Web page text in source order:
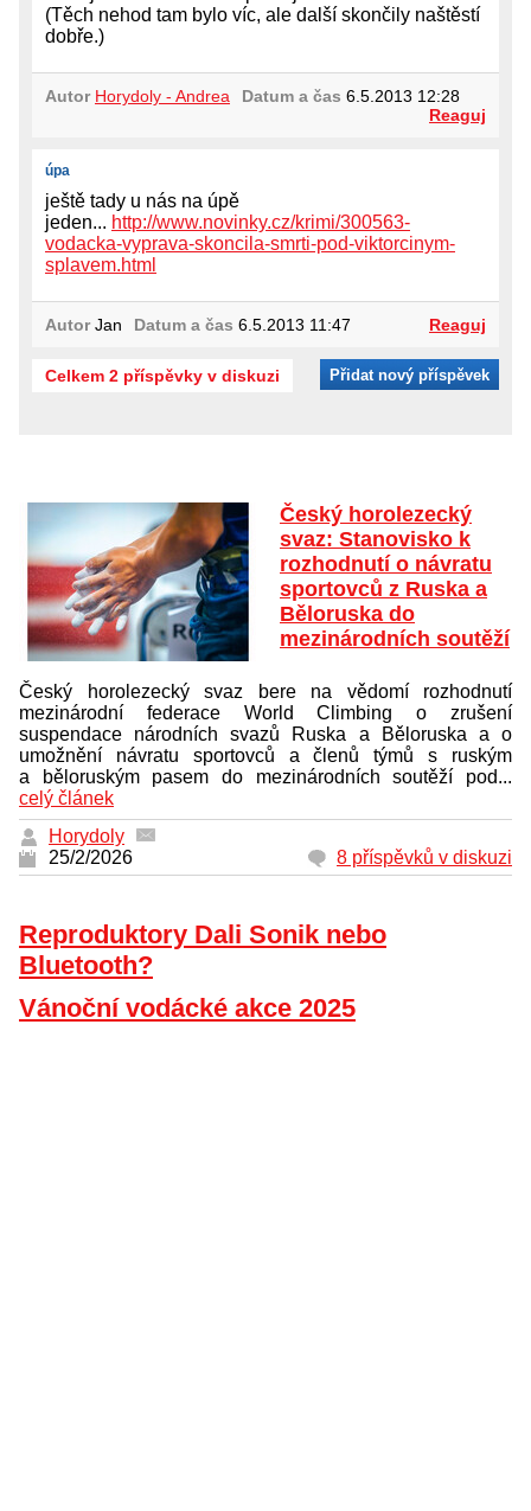
(Těch nehod tam bylo víc, ale další skončily naštěstí
dobře.)
Autor Horydoly - Andrea Datum a čas 6.5.2013 12:28
Reaguj
úpa
ještě tady u nás na úpě
jeden... http://www.novinky.cz/krimi/300563-
vodacka-vyprava-skoncila-smrti-pod-viktorcinym-
splavem.html
AutorJan Datum a čas 6.5.2013 11:47 Reaguj
Celkem 2 příspěvky v diskuzi Přidat nový příspěvek
Český horolezecký
svaz: Stanovisko k
rozhodnutí o návratu
sportovců z Ruska a
Běloruska do
mezinárodních soutěží
Český horolezecký svaz bere na vědomí rozhodnutí
mezinárodní federace World Climbing o zrušení
suspendace národních svazů Ruska a Běloruska a o
umožnění návratu sportovců a členů týmů s ruským
a běloruským pasem do mezinárodních soutěží pod...
celý článek
Horydoly
25/2/2026
8 příspěvků v diskuzi
Reproduktory Dali Sonik nebo
Bluetooth?
Vánoční vodácké akce 2025